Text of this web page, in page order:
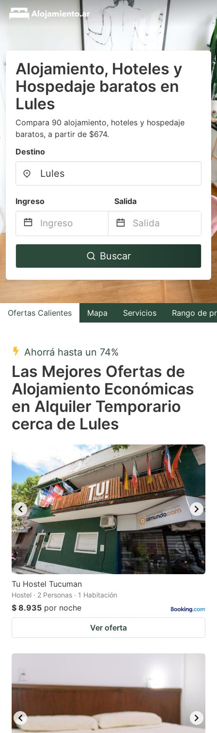
Alojamiento, Hoteles y
Hospedaje baratos en
Lules
Compara 90 alojamiento, hoteles y hospedaje
baratos, a partir de $674.
Destino
Ingreso Salida
Navigate
to
interact
with
the
select
a
date.
Press
question
key
to
get
the
keyboard
shortcuts
for
changing
dates.
Navigate
to
interact
with
the
a
date.
Press
mark
key
to
get
the
keyboard
shortcuts
for
changing
dates.
Buscar
Ofertas Calientes Mapa Servicios Rango de
Ahorrá hasta un 74%
Las Mejores Ofertas de
Alojamiento Económicas
en Alquiler Temporario
cerca de Lules
Tu Hostel Tucuman
Hostel · 2 Personas · 1 Habitación
$ 8.935 por noche
Ver oferta